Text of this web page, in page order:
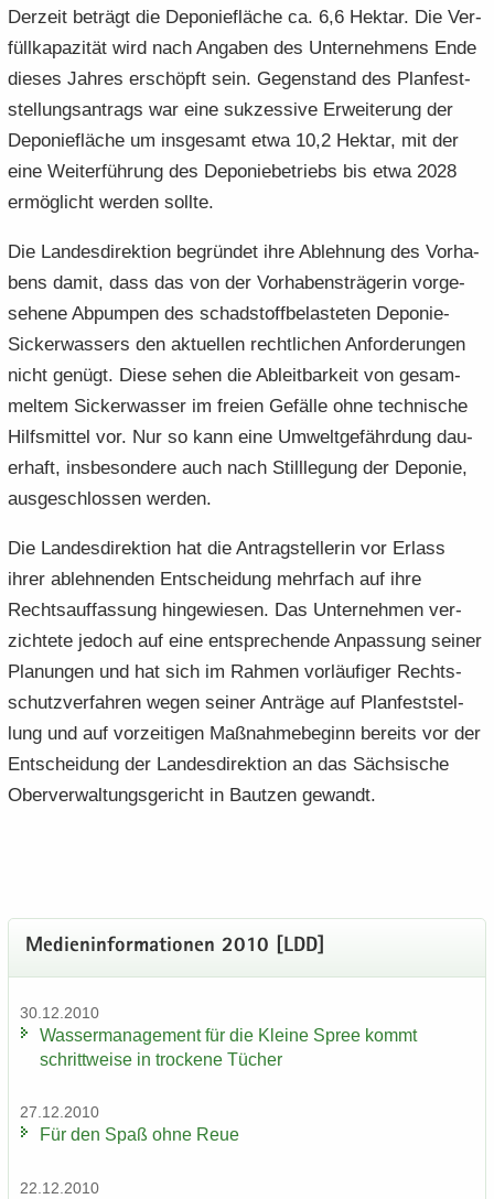
Der­zeit be­trägt die De­po­nie­flä­che ca. 6,6 Hekt­ar. Die Ver­
füll­ka­pa­zi­tät wird nach An­ga­ben des Un­ter­neh­mens Ende
die­ses Jah­res er­schöpft sein. Ge­gen­stand des Plan­fest­
stel­lungs­an­trags war eine suk­zes­si­ve Er­wei­te­rung der
De­po­nie­flä­che um ins­ge­samt etwa 10,2 Hekt­ar, mit der
eine Wei­ter­füh­rung des De­po­nie­be­triebs bis etwa 2028
er­mög­licht wer­den soll­te.
Die Lan­des­di­rek­ti­on be­grün­det ihre Ab­leh­nung des Vor­ha­
bens damit, dass das von der Vor­ha­bens­trä­ge­rin vor­ge­
se­he­ne Ab­pum­pen des schad­stoff­be­las­te­ten Deponie-​
Sickerwassers den ak­tu­el­len recht­li­chen An­for­de­run­gen
nicht ge­nügt. Diese sehen die Ab­leit­bar­keit von ge­sam­
mel­tem Si­cker­was­ser im frei­en Ge­fäl­le ohne tech­ni­sche
Hilfs­mit­tel vor. Nur so kann eine Um­welt­ge­fähr­dung dau­
er­haft, ins­be­son­de­re auch nach Still­le­gung der De­po­nie,
aus­ge­schlos­sen wer­den.
Die Lan­des­di­rek­ti­on hat die An­trag­stel­le­rin vor Er­lass
ihrer ab­leh­nen­den Ent­schei­dung mehr­fach auf ihre
Rechts­auf­fas­sung hin­ge­wie­sen. Das Un­ter­neh­men ver­
zich­te­te je­doch auf eine ent­spre­chen­de An­pas­sung sei­ner
Pla­nun­gen und hat sich im Rah­men vor­läu­fi­ger Rechts­
schutz­ver­fah­ren wegen sei­ner An­trä­ge auf Plan­fest­stel­
lung und auf vor­zei­ti­gen Maß­nah­me­be­ginn be­reits vor der
Ent­schei­dung der Lan­des­di­rek­ti­on an das Säch­si­sche
Ober­ver­wal­tungs­ge­richt in Baut­zen ge­wandt.
Me­di­en­in­for­ma­tio­nen 2010 [LDD]
30.12.2010
Was­ser­ma­nage­ment für die Klei­ne Spree kommt
schritt­wei­se in tro­cke­ne Tü­cher
27.12.2010
Für den Spaß ohne Reue
22.12.2010